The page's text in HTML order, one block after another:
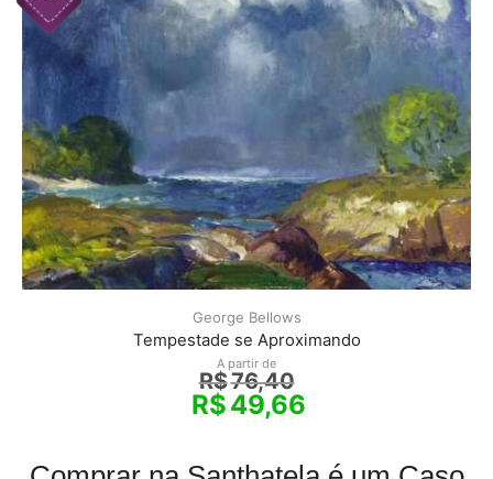
George Bellows
Tempestade se Aproximando
A partir de
R$76,40
R$49,66